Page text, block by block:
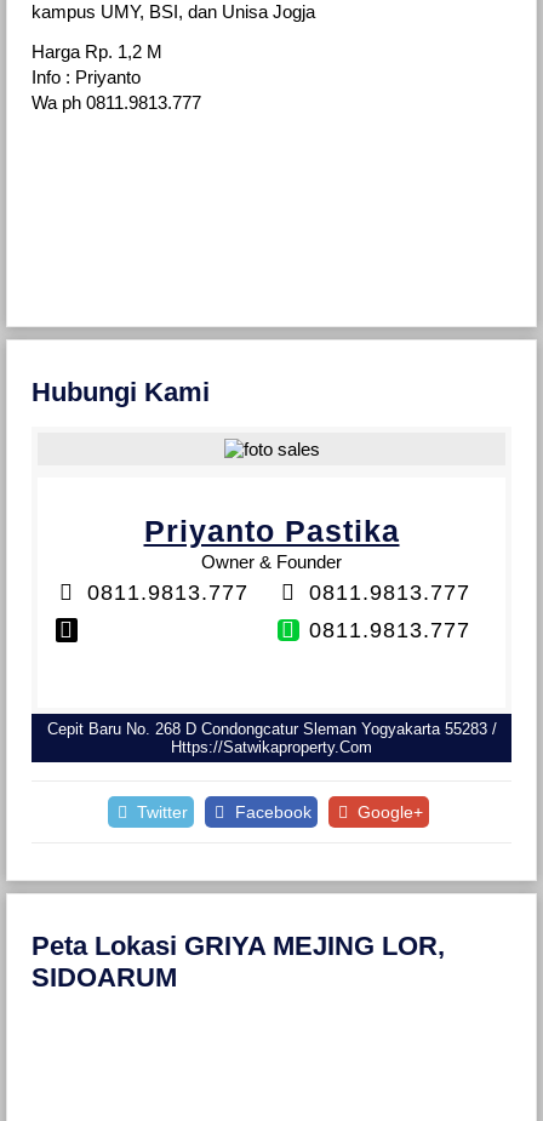
kampus UMY, BSI, dan Unisa Jogja
Harga Rp. 1,2 M
Info : Priyanto
Wa ph 0811.9813.777
Hubungi Kami
Priyanto Pastika
Owner & Founder
0811.9813.777
0811.9813.777
0811.9813.777
Cepit Baru No. 268 D Condongcatur Sleman Yogyakarta 55283 /
Https://satwikaproperty.com
Twitter Facebook Google+
Peta Lokasi GRIYA MEJING LOR,
SIDOARUM